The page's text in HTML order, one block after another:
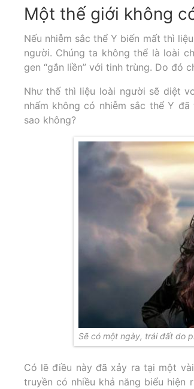
Một thế giới không
Nếu nhiễm sắc thể Y biến mất thì
người. Chúng ta không thể là loài
gen “gắn liền” với tinh trùng. Do đó
Như thế thì liệu loài người sẽ diệt
nhấm không có nhiễm sắc thể Y
sao không?
Sẽ có một ngày, trái đất do
Có lẽ điều này đã xảy ra tại một
truyền có nhiều khả năng biểu hiện